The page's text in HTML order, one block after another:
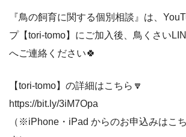
『鳥の飼育に関する個別相談』は、
プ【tori-tomo】にご加入後、鳥くさい
へご連絡ください🍀
【tori-tomo】の詳細はこちら🔽
https://bit.ly/3iM7Opa
（※iPhone・iPad からのお申込みはこ